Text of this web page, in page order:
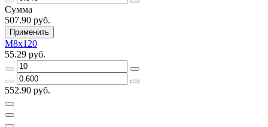
Сумма
507.90 руб.
Применить
М8х120
55.29 руб.
552.90 руб.